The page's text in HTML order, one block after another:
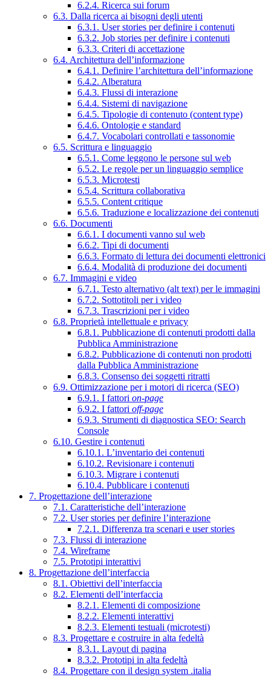
6.2.4. Ricerca sui forum
6.3. Dalla ricerca ai bisogni degli utenti
6.3.1. User stories per definire i contenuti
6.3.2. Job stories per definire i contenuti
6.3.3. Criteri di accettazione
6.4. Architettura dell’informazione
6.4.1. Definire l’architettura dell’informazione
6.4.2. Alberatura
6.4.3. Flussi di interazione
6.4.4. Sistemi di navigazione
6.4.5. Tipologie di contenuto (content type)
6.4.6. Ontologie e standard
6.4.7. Vocabolari controllati e tassonomie
6.5. Scrittura e linguaggio
6.5.1. Come leggono le persone sul web
6.5.2. Le regole per un linguaggio semplice
6.5.3. Microtesti
6.5.4. Scrittura collaborativa
6.5.5. Content critique
6.5.6. Traduzione e localizzazione dei contenuti
6.6. Documenti
6.6.1. I documenti vanno sul web
6.6.2. Tipi di documenti
6.6.3. Formato di lettura dei documenti elettronici
6.6.4. Modalità di produzione dei documenti
6.7. Immagini e video
6.7.1. Testo alternativo (alt text) per le immagini
6.7.2. Sottotitoli per i video
6.7.3. Trascrizioni per i video
6.8. Proprietà intellettuale e privacy
6.8.1. Pubblicazione di contenuti prodotti dalla
Pubblica Amministrazione
6.8.2. Pubblicazione di contenuti non prodotti
dalla Pubblica Amministrazione
6.8.3. Consenso dei soggetti ritratti
6.9. Ottimizzazione per i motori di ricerca (SEO)
6.9.1. I fattori on-page
6.9.2. I fattori off-page
6.9.3. Strumenti di diagnostica SEO: Search
Console
6.10. Gestire i contenuti
6.10.1. L’inventario dei contenuti
6.10.2. Revisionare i contenuti
6.10.3. Migrare i contenuti
6.10.4. Pubblicare i contenuti
7. Progettazione dell’interazione
7.1. Caratteristiche dell’interazione
7.2. User stories per definire l’interazione
7.2.1. Differenza tra scenari e user stories
7.3. Flussi di interazione
7.4. Wireframe
7.5. Prototipi interattivi
8. Progettazione dell’interfaccia
8.1. Obiettivi dell’interfaccia
8.2. Elementi dell’interfaccia
8.2.1. Elementi di composizione
8.2.2. Elementi interattivi
8.2.3. Elementi testuali (microtesti)
8.3. Progettare e costruire in alta fedeltà
8.3.1. Layout di pagina
8.3.2. Prototipi in alta fedeltà
8.4. Progettare con il design system .italia